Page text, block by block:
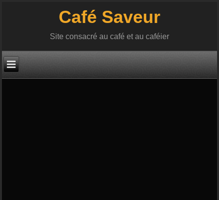
Café Saveur
Site consacré au café et au caféier